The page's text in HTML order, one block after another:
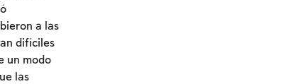
a las
difíciles
un modo
las